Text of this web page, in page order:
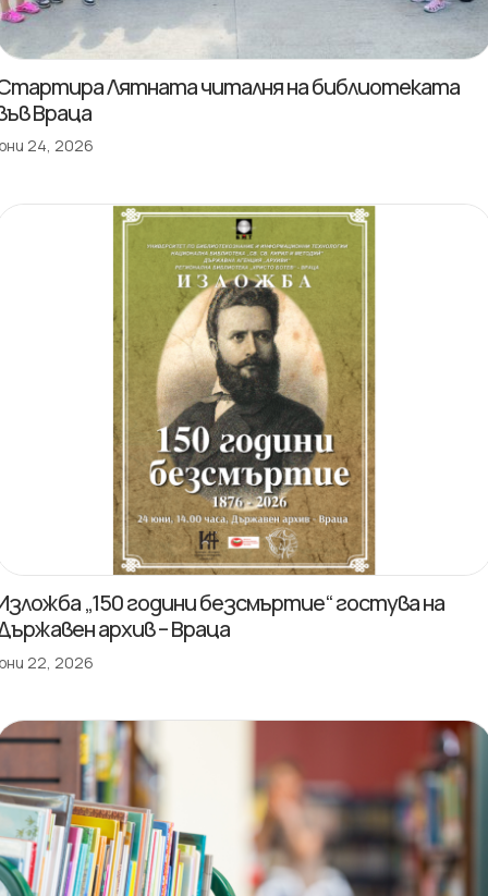
Лятната читалня на библиотеката
Враца
24, 2026
„150 години безсмъртие“ гостува на
архив – Враца
22, 2026